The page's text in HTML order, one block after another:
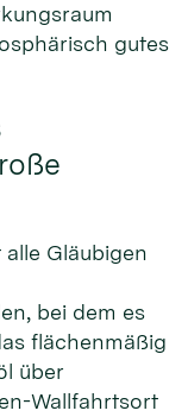
gutes
Gläubigen
bei dem es
flächenmäßig
über
Wallfahrtsort